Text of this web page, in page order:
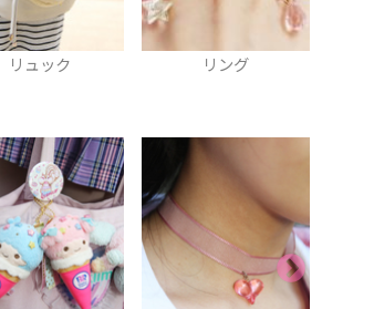
リング 缶バッヂ